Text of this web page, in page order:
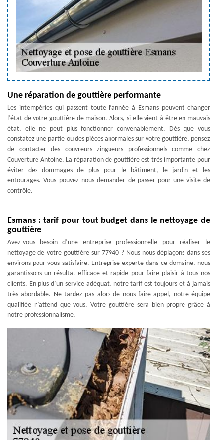
Une réparation de gouttière performante
Les intempéries qui passent toute l’année à Esmans peuvent changer
l’état de votre gouttière de maison. Alors, si elle vient à être en mauvais
état, elle ne peut plus fonctionner convenablement. Dès que vous
constatez une partie ou des pièces anormales sur votre gouttière, pensez
de contacter des couvreurs zingueurs professionnels comme chez
Couverture Antoine. La réparation de gouttière est très importante pour
éviter des dommages de plus pour le bâtiment, le jardin et les
entourages. Vous pouvez nous demander de passer pour une visite de
contrôle.
Esmans : tarif pour tout budget dans le nettoyage de
gouttière
Avez-vous besoin d’une entreprise professionnelle pour réaliser le
nettoyage de votre gouttière sur 77940 ? Nous nous déplaçons dans ses
environs pour vous satisfaire. Entreprise experte dans ce domaine, nous
garantissons un résultat efficace et rapide pour faire plaisir à tous nos
clients. En plus d’un service adéquat, notre tarif est toujours et à jamais
très abordable. Ne tardez pas alors de nous faire appel, notre équipe
qualifiée n’attend que vous. Votre gouttière sera bien propre grâce à
notre professionnalisme.